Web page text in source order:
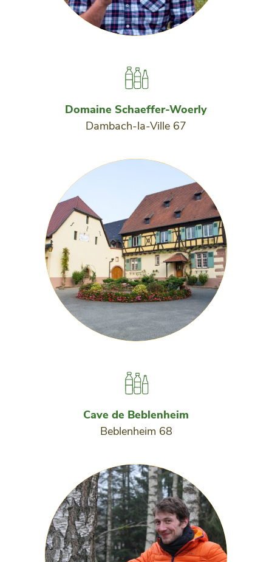
Domaine Schaeffer-Woerly
Dambach-la-Ville 67
Cave de Beblenheim
Beblenheim 68